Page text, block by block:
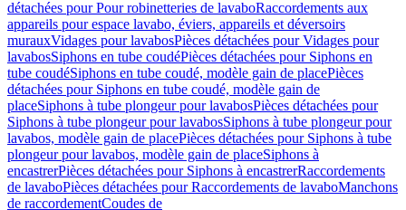
détachées pour Pour robinetteries de lavaboRaccordements aux
appareils pour espace lavabo, éviers, appareils et déversoirs
murauxVidages pour lavabosPièces détachées pour Vidages pour
lavabosSiphons en tube coudéPièces détachées pour Siphons en
tube coudéSiphons en tube coudé, modèle gain de placePièces
détachées pour Siphons en tube coudé, modèle gain de
placeSiphons à tube plongeur pour lavabosPièces détachées pour
Siphons à tube plongeur pour lavabosSiphons à tube plongeur pour
lavabos, modèle gain de placePièces détachées pour Siphons à tube
plongeur pour lavabos, modèle gain de placeSiphons à
encastrerPièces détachées pour Siphons à encastrerRaccordements
de lavaboPièces détachées pour Raccordements de lavaboManchons
de raccordementCoudes de